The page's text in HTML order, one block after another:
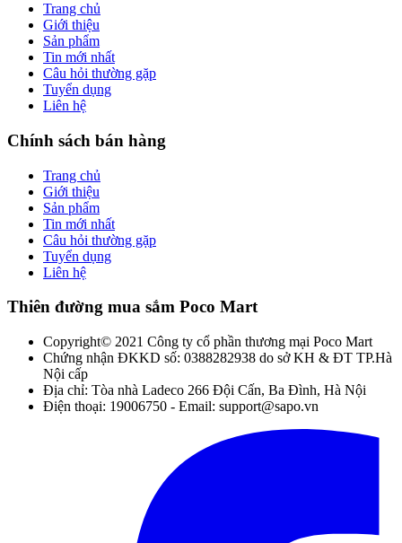
Trang chủ
Giới thiệu
Sản phẩm
Tin mới nhất
Câu hỏi thường gặp
Tuyển dụng
Liên hệ
Chính sách bán hàng
Trang chủ
Giới thiệu
Sản phẩm
Tin mới nhất
Câu hỏi thường gặp
Tuyển dụng
Liên hệ
Thiên đường mua sắm Poco Mart
Copyright© 2021 Công ty cổ phần thương mại Poco Mart
Chứng nhận ĐKKD số: 0388282938 do sở KH & ĐT TP.Hà
Nội cấp
Địa chỉ: Tòa nhà Ladeco 266 Đội Cấn, Ba Đình, Hà Nội
Điện thoại: 19006750 - Email: support@sapo.vn